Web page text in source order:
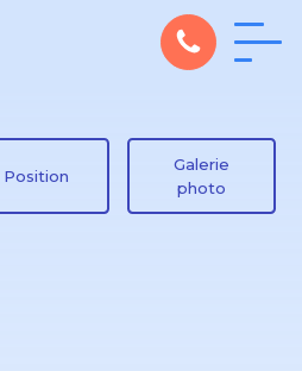
Position
Galerie
photo